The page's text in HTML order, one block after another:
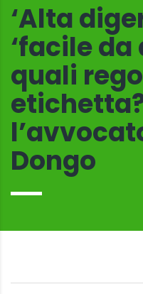
‘Alta
‘facile da
quali
Dongo